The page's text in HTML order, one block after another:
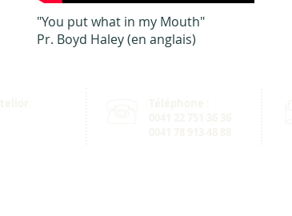
"You put what in my Mouth"
Pr. Boyd Haley (en anglais)